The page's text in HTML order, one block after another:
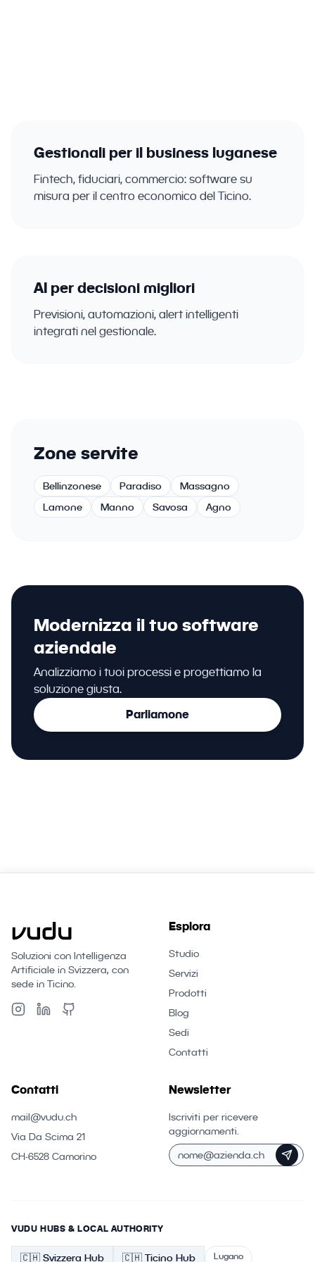
Gestionali per il business luganese
Fintech, fiduciari, commercio: software su
misura per il centro economico del Ticino.
AI per decisioni migliori
Previsioni, automazioni, alert intelligenti
integrati nel gestionale.
Zone servite
Bellinzonese Paradiso
Massagno
Lamone
Manno Savosa Agno
Modernizza il tuo software
aziendale
Analizziamo i tuoi processi e progettiamo la
soluzione giusta.
Parliamone
Soluzioni con Intelligenza
Artificiale in Svizzera, con
sede in Ticino.
Esplora
Studio
Servizi
Prodotti
Blog
Sedi
Contatti
Contatti
mail@vudu.ch
Via Da Scima 21
CH-6528 Camorino
Newsletter
Iscriviti per ricevere
aggiornamenti.
VUDU HUBS & LOCAL AUTHORITY
🇨🇭 Svizzera Hub 🇨🇭 Ticino Hub Lugano